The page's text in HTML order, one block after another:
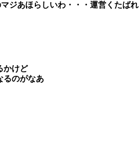
ジあほらしいわ・・・運営くたばれ
かけど
るのがなあ